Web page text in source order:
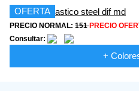
OFERTA
PRECIO NORMAL: 151PRECIO
Consultar:
+